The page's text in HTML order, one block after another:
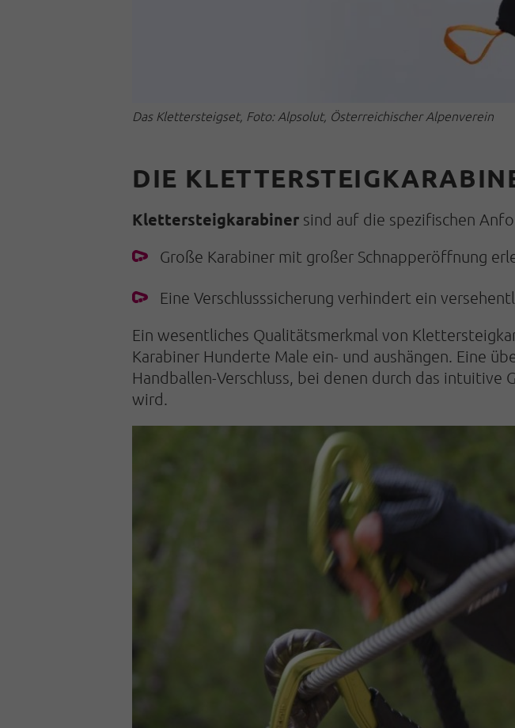
Das Klettersteigset, Foto: Alpsolut, Österreichischer Alpenverein
DIE KL
Klettersteigkarabiner sind auf die spezifischen
Große Karabiner mit großer Schnapper­öffnung
Eine Verschlusssicherung verhindert ein
Ein wesentliches Qualitätsmerkmal von
Karabiner Hun­de­rte Male ein- und aushängen. Eine
Handballen-Verschluss, bei denen durch das
wird.